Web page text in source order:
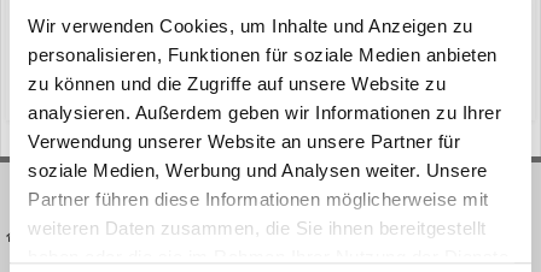
Wir verwenden Cookies, um Inhalte und Anzeigen zu
personalisieren, Funktionen für soziale Medien anbieten
zu können und die Zugriffe auf unsere Website zu
analysieren. Außerdem geben wir Informationen zu Ihrer
Verwendung unserer Website an unsere Partner für
soziale Medien, Werbung und Analysen weiter. Unsere
Partner führen diese Informationen möglicherweise mit
weiteren Daten zusammen, die Sie ihnen bereitgestellt
Suche starten
BAUFORUM24 FORUM LINKS